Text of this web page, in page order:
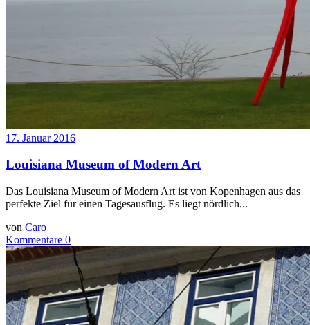
17. Januar 2016
Louisiana Museum of Modern Art
Das Louisiana Museum of Modern Art ist von Kopenhagen aus das
perfekte Ziel für einen Tagesausflug. Es liegt nördlich...
von Caro
Kommentare 0